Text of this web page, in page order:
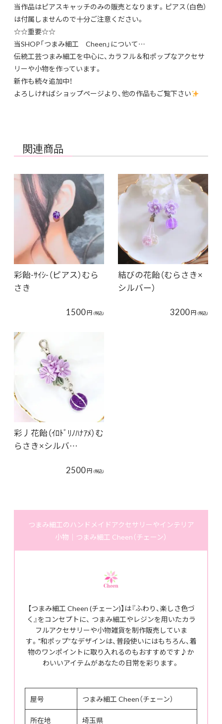
当作品はピアスキャッチのみの販売となります。ピアス（白色）
は付属しませんので十分ご注意ください。
☆☆重要☆☆
当SHOP「つまみ細工 Cheen」について…
伝統工芸つまみ細工を中心に、カラフル＆和ポップなアクセサ
リーや小物を作っています。
新作も続々追加中！
よろしければショップページより、他の作品もご覧下さい
関連商品
彩飴-ｻｲｼ-（ピアス）むら
さき
1500円 (税込)
結びの花飴（むらさき×
シルバー）
3200円 (税込)
彩丿花飴（ｲﾛﾄﾞﾘﾉﾊﾅｱﾒ）む
らさき×シルバ…
2500円 (税込)
つまみ細工のハンドメイドアクセサリーやインテリア
小物｜つまみ細工 Cheen（チェーン）
【つまみ細工 Cheen (チェーン)】は『ふわり、楽しさ色づ
く』をコンセプトに、 つまみ細工やレジンを用いたカラ
フルアクセサリーや小物雑貨を制作販売していま
す。"和ポップ”なデザインは、普段使いにはもちろん、着
物のワンポイントに取り入れるのもおすすめです♪か
わいいアイテムがあなたの日常を彩ります。
屋号 つまみ細工 Cheen（チェーン）
所在地 埼玉県